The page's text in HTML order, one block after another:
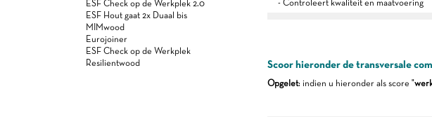
ESF Check op de Werkplek 2.0
ESF Hout gaat 2x Duaal bis
MIMwood
Eurojoiner
ESF Check op de Werkplek
Resilientwood
- Controleert kwaliteit en maatvoering
Scoor hieronder de transversale
Opgelet: indien u hieronder als score "